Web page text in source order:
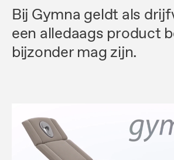
Bij Gymna geldt als
een alledaags product
bijzonder mag zijn.